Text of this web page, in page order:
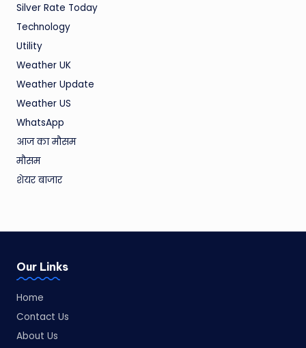
Silver Rate Today
Technology
Utility
Weather UK
Weather Update
Weather US
WhatsApp
आज का मौसम
मौसम
शेयर बाजार
Our Links
Home
Contact Us
About Us